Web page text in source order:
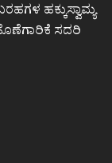
ಹಕ್ಕುಸ್ವಾಮ್ಯ
ಸದರಿ